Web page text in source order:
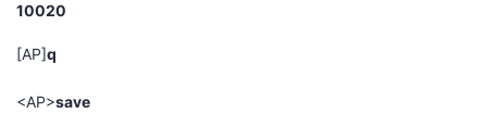
10020
[AP]q
<AP>save